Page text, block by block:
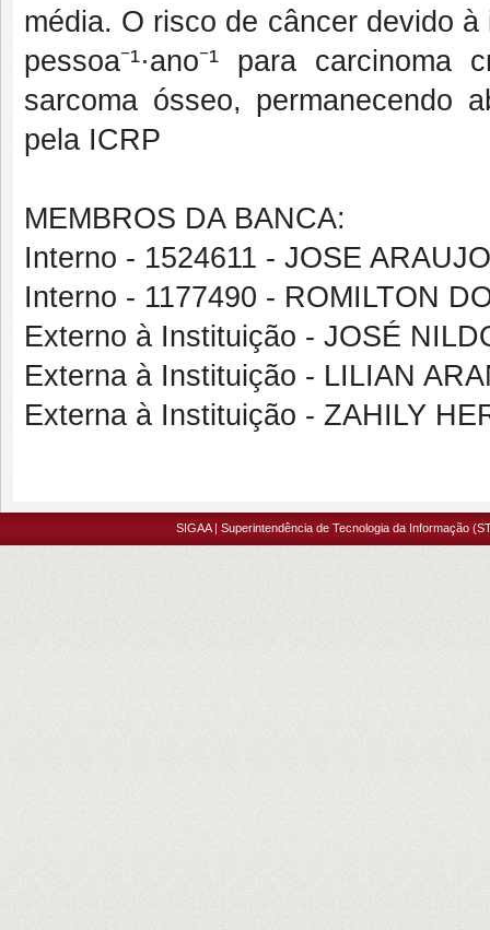
média. O risco de câncer devido à
pessoa⁻¹·ano⁻¹ para carcinoma
sarcoma ósseo, permanecendo
pela ICRP
MEMBROS DA BANCA:
Interno - 1524611 - JOSE
Interno - 1177490 - ROMILTON
Externo à Instituição - JOSÉ
Externa à Instituição - LILIAN
Externa à Instituição - ZAHILY
SIGAA | Superintendência de Tecnologia da Informação